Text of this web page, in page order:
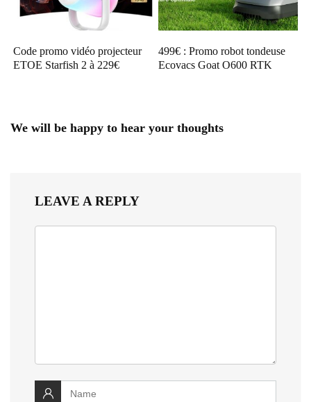
Code promo vidéo projecteur
ETOE Starfish 2 à 229€
499€ : Promo robot tondeuse
Ecovacs Goat O600 RTK
We will be happy to hear your thoughts
LEAVE A REPLY